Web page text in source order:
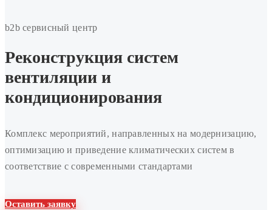
вентиляции
и
кондиционирования
b2b сервисный центр
Реконструкция систем
вентиляции и
кондиционирования
Комплекс мероприятий, направленных на модернизацию,
оптимизацию и приведение климатических систем в
соответствие с современными стандартами
Оставить заявку